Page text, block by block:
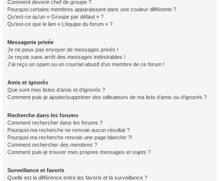
Comment devenir chef de groupe ?
Pourquoi certains membres apparaissent dans une couleur différente ?
Qu’est-ce qu’un « Groupe par défaut » ?
Qu’est-ce que le lien « L’équipe du forum » ?
Messagerie privée
Je ne peux pas envoyer de messages privés !
Je reçois sans arrêt des messages indésirables !
J’ai reçu un spam ou un courriel abusif d’un membre de ce forum !
Amis et ignorés
Que sont mes listes d’amis et d’ignorés ?
Comment puis-je ajouter/supprimer des utilisateurs de ma liste d’amis ou d’ignorés ?
Recherche dans les forums
Comment rechercher dans les forums ?
Pourquoi ma recherche ne renvoie aucun résultat ?
Pourquoi ma recherche renvoie une page blanche ?!
Comment rechercher des membres ?
Comment puis-je trouver mes propres messages et sujets ?
Surveillance et favoris
Quelle est la différence entre les favoris et la surveillance ?